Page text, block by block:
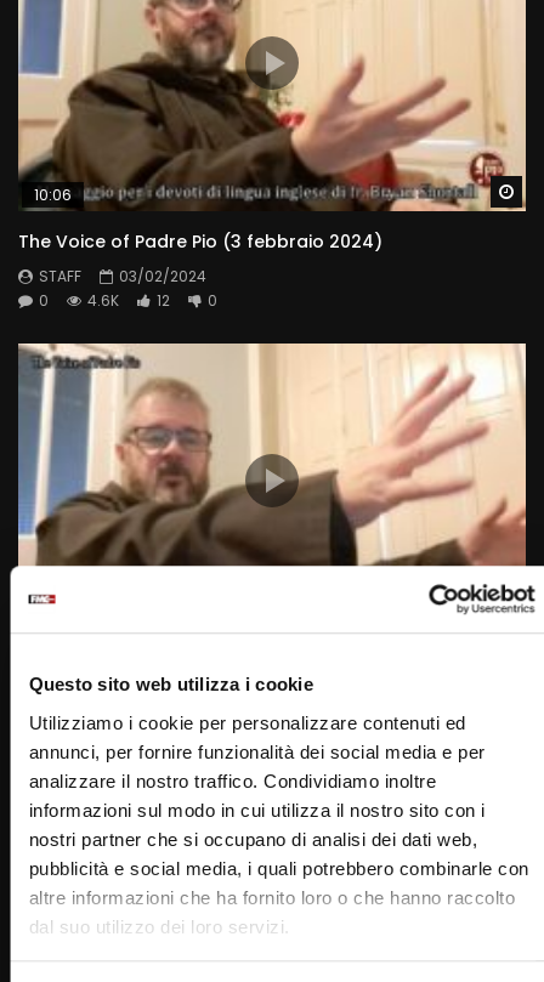
Questo sito web utilizza i cookie
Utilizziamo i cookie per personalizzare contenuti ed
annunci, per fornire funzionalità dei social media e per
analizzare il nostro traffico. Condividiamo inoltre
informazioni sul modo in cui utilizza il nostro sito con i
nostri partner che si occupano di analisi dei dati web,
pubblicità e social media, i quali potrebbero combinarle con
altre informazioni che ha fornito loro o che hanno raccolto
dal suo utilizzo dei loro servizi.
10:06
The Voice of Padre Pio (3 febbraio 2024)
STAFF
03/02/2024
0
4.6K 12 0
STAFF
30/03/2024
0
3.8K 11 0